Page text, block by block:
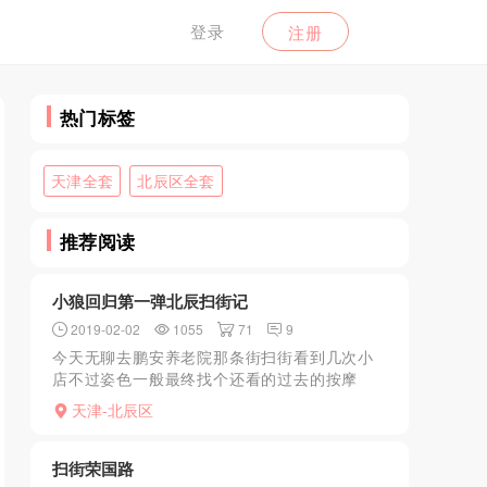
登录 注册
热门标签
天津全套 北辰区全套
推荐阅读
小狼回归第一弹北辰扫街记
2019-02-02 1055 71 9
今天无聊去鹏安养老院那条街扫街看到几次小
店不过姿色一般最终找个还看的过去的按摩
+KHDBJ才100追求颜值的别去了泻火专用
天津-北辰区
扫街荣国路